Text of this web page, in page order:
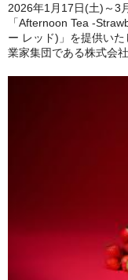
2026年1月17日(土)～3
「Afternoon Tea -
ー レッド)」を提供い
業家集団である株式会社